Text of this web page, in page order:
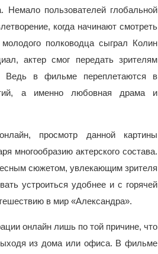
Немало пользователей глобальной
когда начинают смотреть
полководца сыграл Колин
актер смог передать зрителям
Ведь в фильме переплетаются в
а именно любовная драма и
просмотр данной картины
многообразию актерского состава.
сюжетом, увлекающим зрителя
устроиться удобнее и с горячей
в мир «Александра».
онлайн лишь по той причине, что
из дома или офиса. В фильме